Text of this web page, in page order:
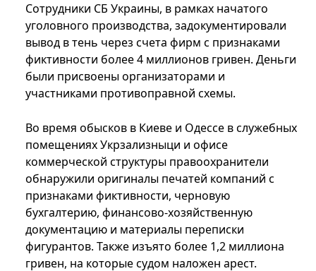
Сотрудники СБ Украины, в рамках начатого
уголовного производства, задокументировали
вывод в тень через счета фирм с признаками
фиктивности более 4 миллионов гривен. Деньги
были присвоены организаторами и
участниками противоправной схемы.
Во время обысков в Киеве и Одессе в служебных
помещениях Укрзализныци и офисе
коммерческой структуры правоохранители
обнаружили оригиналы печатей компаний с
признаками фиктивности, черновую
бухгалтерию, финансово-хозяйственную
документацию и материалы переписки
фигурантов. Также изъято более 1,2 миллиона
гривен, на которые судом наложен арест.